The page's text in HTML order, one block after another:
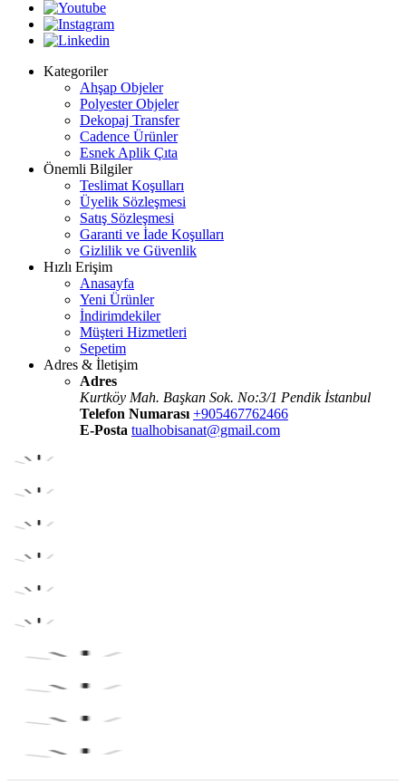
Kategoriler
Ahşap Objeler
Polyester Objeler
Dekopaj Transfer
Cadence Ürünler
Esnek Aplik Çıta
Önemli Bilgiler
Teslimat Koşulları
Üyelik Sözleşmesi
Satış Sözleşmesi
Garanti ve İade Koşulları
Gizlilik ve Güvenlik
Hızlı Erişim
Anasayfa
Yeni Ürünler
İndirimdekiler
Müşteri Hizmetleri
Sepetim
Adres & İletişim
Adres
Kurtköy Mah. Başkan Sok. No:3/1 Pendik İstanbul
Telefon Numarası +905467762466
E-Posta tualhobisanat@gmail.com